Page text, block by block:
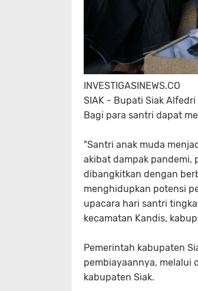
INVESTIGASINEWS.CO
SIAK - Bupati Siak
Bagi para santri dapat
"Santri anak muda
akibat dampak pandemi,
dibangkitkan dengan
menghidupkan potensi
upacara hari santri
kecamatan Kandis,
Pemerintah kabupaten
pembiayaannya, melalui
kabupaten Siak.